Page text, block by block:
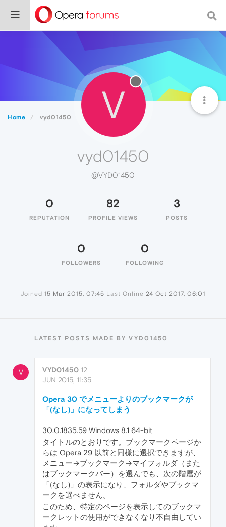
Home vyd01450 V
vyd01450
@VYD01450
0
REPUTATION
82
PROFILE VIEWS
3
POSTS
0
FOLLOWERS
0
FOLLOWING
Joined 15 Mar 2015, 07:45 Last Online 24 Oct 2017, 06:01
LATEST POSTS MADE BY VYD01450
V VYD01450 12
JUN 2015, 11:35
Opera 30 でメニューよりのブックマークが
「(なし)」になってしまう
30.0.1835.59 Windows 8.1 64-bit
タイトルのとおりです。ブックマークページか
らは Opera 29 以前と同様に選択できますが、
メニュー→ブックマーク→マイフォルダ（また
はブックマークバー）を選んでも、次の階層が
「(なし)」の表示になり、フォルダやブックマ
ークを選べません。
このため、特定のページを表示してのブックマ
ークレットの使用ができなくなり不自由してい